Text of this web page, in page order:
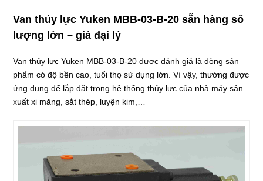
Van thủy lực Yuken MBB-03-B-20 sẵn hàng số
lượng lớn – giá đại lý
Van thủy lực Yuken MBB-03-B-20 được đánh giá là dòng sản
phẩm có độ bền cao, tuổi thọ sử dụng lớn. Vì vậy, thường được
ứng dụng để lắp đặt trong hệ thống thủy lực của nhà máy sản
xuất xi măng, sắt thép, luyện kim,…